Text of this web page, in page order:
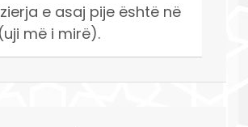
e asaj pije është në
më i mirë).